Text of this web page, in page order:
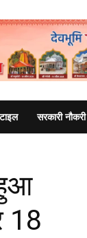
सरकारी नौकरी
18